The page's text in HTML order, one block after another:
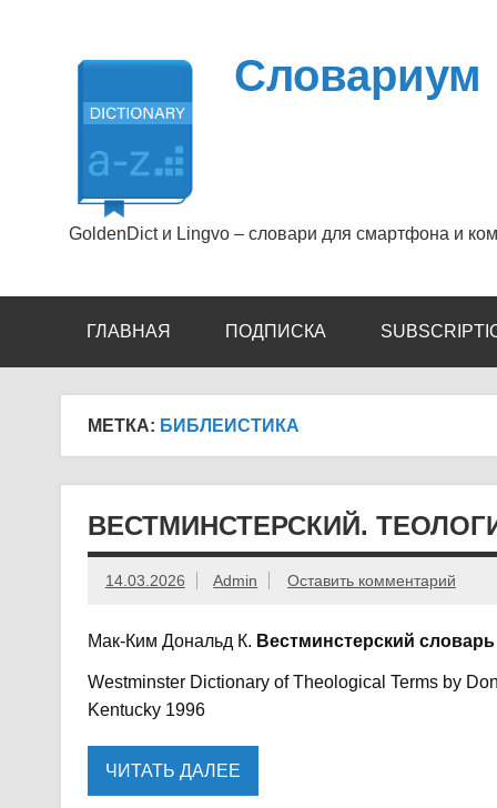
Словариум
GoldenDict и Lingvo – словари для смартфона и
ГЛАВНАЯ ПОДПИСКА
МЕТКА: БИБЛЕИСТИКА
ВЕСТМИНСТЕРСКИЙ.
14.03.2026 Admin Оставить комментарий
Мак-Ким Дональд К. Вестминстерский
Westminster Dictionary of Theological Terms by
Kentucky 1996
ЧИТАТЬ ДАЛЕЕ